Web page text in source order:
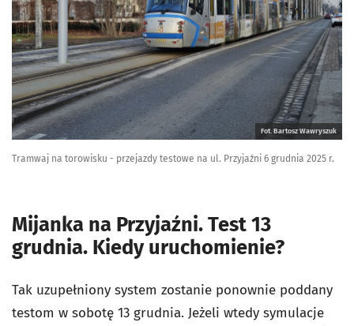
Fot. Bartosz Wawryszuk
Tramwaj na torowisku - przejazdy testowe na ul. Przyjaźni 6 grudnia 2025 r.
Mijanka na Przyjaźni. Test 13
grudnia. Kiedy uruchomienie?
Tak uzupełniony system zostanie ponownie poddany
testom w sobotę 13 grudnia. Jeżeli wtedy symulacje